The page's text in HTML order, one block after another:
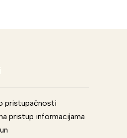
pristupačnosti
pristup informacijama